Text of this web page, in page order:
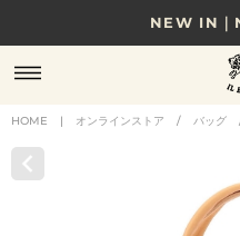
NEW IN｜
8/17(月)10時まで｜税
贈る相手やシーンから
HOME | オンラインストア / バッグ